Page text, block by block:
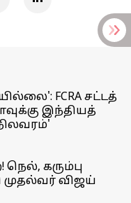
FCRA சட்டத்
இந்தியத்
கரும்பு
விஜய்